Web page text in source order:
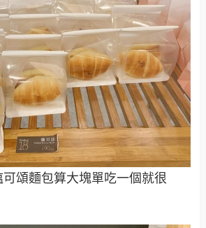
頌麵包算大塊單吃一個就很